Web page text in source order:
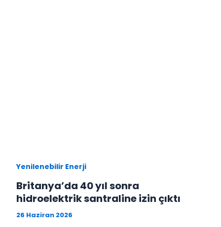
Yenilenebilir Enerji
Britanya’da 40 yıl sonra
hidroelektrik santraline izin çıktı
26 Haziran 2026